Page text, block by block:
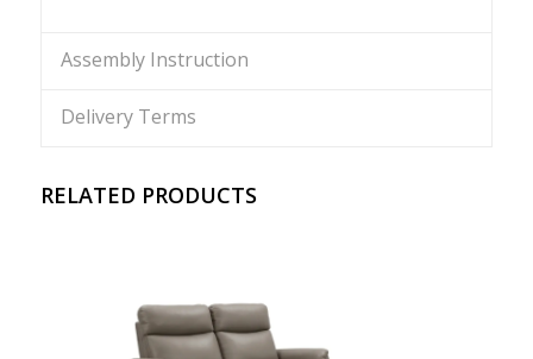
Assembly Instruction
Delivery Terms
RELATED PRODUCTS